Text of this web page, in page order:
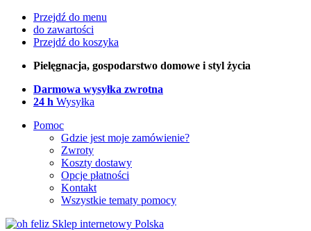
Przejdź do menu
do zawartości
Przejdź do koszyka
Pielęgnacja, gospodarstwo domowe i styl życia
Darmowa wysyłka zwrotna
24 h Wysyłka
Pomoc
Gdzie jest moje zamówienie?
Zwroty
Koszty dostawy
Opcje płatności
Kontakt
Wszystkie tematy pomocy